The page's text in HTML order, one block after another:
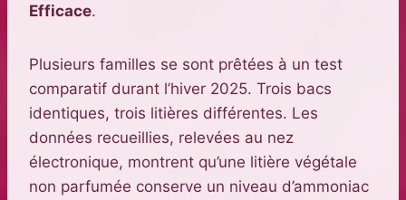
Efficace.
Plusieurs familles se sont prêtées à un test
comparatif durant l’hiver 2025. Trois bacs
identiques, trois litières différentes. Les
données recueillies, relevées au nez
électronique, montrent qu’une litière végétale
non parfumée conserve un niveau d’ammoniac